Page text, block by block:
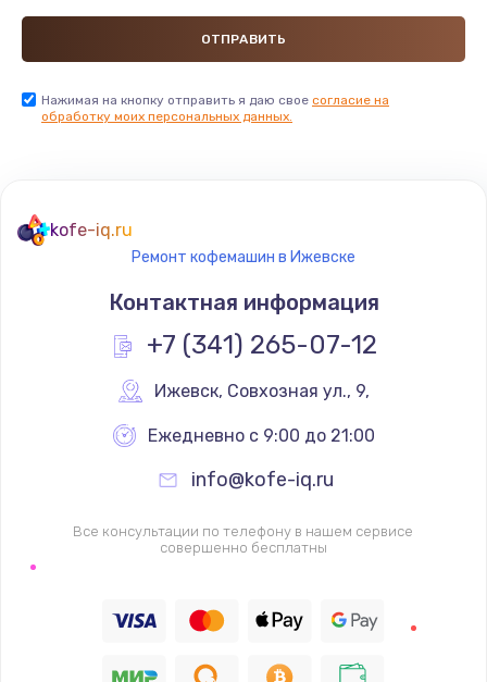
Замена платы
Заказать
Ремонт заварочного узла
1500 руб.
Заказать
Заказать
Ремонт заварочного механизма
Заказать
Ремонт бойлера
Нажимая на кнопку отправить я даю свое согласие на
обработку моих персональных данных.
kofe-iq.ru
Ремонт кофемашин в Ижевске
Контактная информация
+7 (341) 265-07-12
Ижевск, Совхозная ул., 9,
Ежедневно с 9:00 до 21:00
info@kofe-iq.ru
Все консультации по телефону в нашем сервисе
совершенно бесплатны